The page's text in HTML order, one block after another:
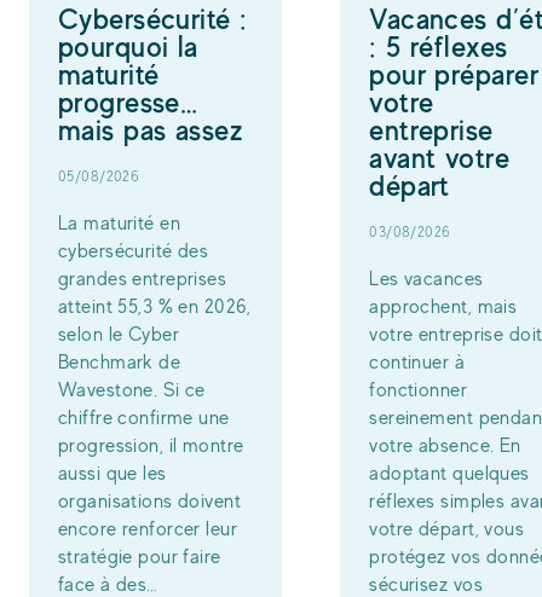
Cybersécurité :
pourquoi la
maturité
progresse…
mais pas assez
05/08/2026
La maturité en
cybersécurité des
grandes entreprises
atteint 55,3 % en 2026,
selon le Cyber
Benchmark de
Wavestone. Si ce
chiffre confirme une
progression, il montre
aussi que les
organisations doivent
encore renforcer leur
stratégie pour faire
face à des…
Vacances
: 5 réflexes
pour préparer
votre
entreprise
avant votre
départ
03/08/2026
Les vacances
approchent, mais
votre entreprise doit
continuer à
fonctionner
sereinement
votre absence. En
adoptant quelques
réflexes simples
votre départ, vous
protégez vos
sécurisez vos